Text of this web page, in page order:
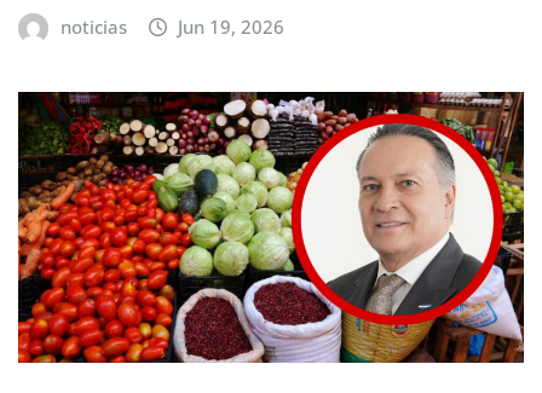
noticias Jun 19, 2026